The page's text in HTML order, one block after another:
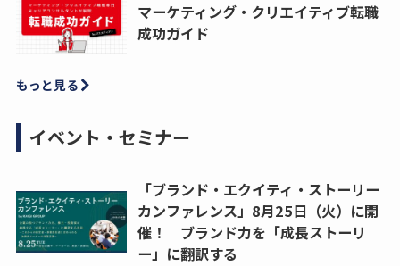
マーケティング・クリエイティブ転職
成功ガイド
もっと見る
イベント・セミナー
「ブランド・エクイティ・ストーリー
カンファレンス」8月25日（火）に開
催！ ブランド力を「成長ストーリ
ー」に翻訳する